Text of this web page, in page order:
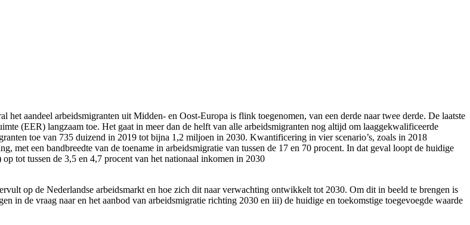
aandeel arbeidsmigranten uit Midden- en Oost-Europa is flink toegenomen, van een derde naar twee derde. De laatste
(EER) langzaam toe. Het gaat in meer dan de helft van alle arbeidsmigranten nog altijd om laaggekwalificeerde
toe van 735 duizend in 2019 tot bijna 1,2 miljoen in 2030. Kwantificering in vier scenario’s, zoals in 2018
met een bandbreedte van de toename in arbeidsmigratie van tussen de 17 en 70 procent. In dat geval loopt de huidige
tot tussen de 3,5 en 4,7 procent van het nationaal inkomen in 2030
op de Nederlandse arbeidsmarkt en hoe zich dit naar verwachting ontwikkelt tot 2030. Om dit in beeld te brengen is
in de vraag naar en het aanbod van arbeidsmigratie richting 2030 en iii) de huidige en toekomstige toegevoegde waarde